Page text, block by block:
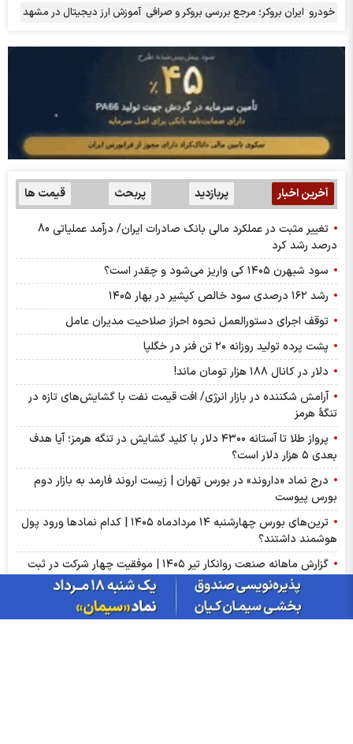
خودرو ایران بروکر؛ مرجع بررسی بروکر و صرافی آموزش ارز دیجیتال در مشهد
آخرین اخبار پربازدید پربحث قیمت ها
تغییر مثبت در عملکرد مالی بانک صادرات ایران/ درآمد عملیاتی 80
درصد رشد کرد
سود شبهرن ۱۴۰۵ کی واریز می‌شود و چقدر است؟
رشد ۱۶۲ درصدی سود خالص کپشیر در بهار ۱۴۰۵
توقف اجرای دستورالعمل نحوه احراز صلاحیت مدیران عامل
پشت پرده تولید روزانه ۲۰ تن فنر در خگلپا
دلار در کانال ۱۸۸ هزار تومان ماند!
آرامش شکننده در بازار انرژی/ افت قیمت نفت با گشایش‌های تازه در
تنگۀ هرمز
پرواز طلا تا آستانه ۴۳۰۰ دلار با کلید گشایش در تنگه هرمز؛ آیا هدف
بعدی ۵ هزار دلار است؟
درج نماد «داروند» در بورس تهران | زیست اروند فارمد به بازار دوم
بورس پیوست
ترین‌های بورس چهارشنبه ۱۴ مردادماه ۱۴۰۵ | کدام نماد‌ها ورود پول
هوشمند داشتند؟
گزارش ماهانه صنعت روانکار تیر ۱۴۰۵ | موفقیت چهار شرکت در ثبت
رکورد تاریخی
پذیره‌نویسی صندوق نقره «سیان» از ۱۸ مرداد | جزئیات یازدهمین
صندوق نقره بورس کالا